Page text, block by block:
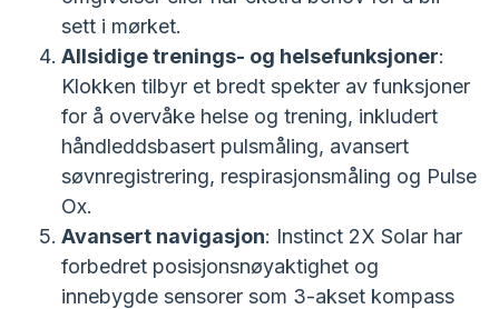
sett i mørket.
Allsidige trenings- og helsefunksjoner:
Klokken tilbyr et bredt spekter av funksjoner
for å overvåke helse og trening, inkludert
håndleddsbasert pulsmåling, avansert
søvnregistrering, respirasjonsmåling og Pulse
Ox.
Avansert navigasjon: Instinct 2X Solar har
forbedret posisjonsnøyaktighet og
innebygde sensorer som 3-akset kompass